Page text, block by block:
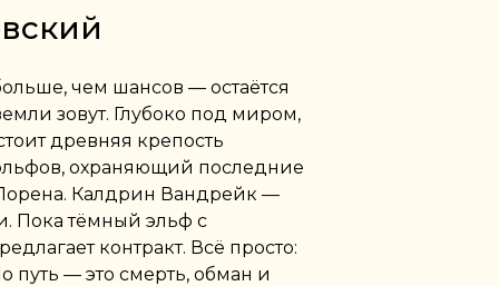
чем шансов — остаётся
зовут. Глубоко под миром,
древняя крепость
охраняющий последние
Калдрин Вандрейк —
Пока тёмный эльф с
контракт. Всё просто:
путь — это смерть, обман и